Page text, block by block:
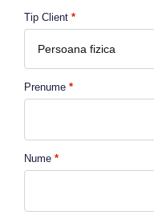
Tip Client *
Prenume *
Nume *